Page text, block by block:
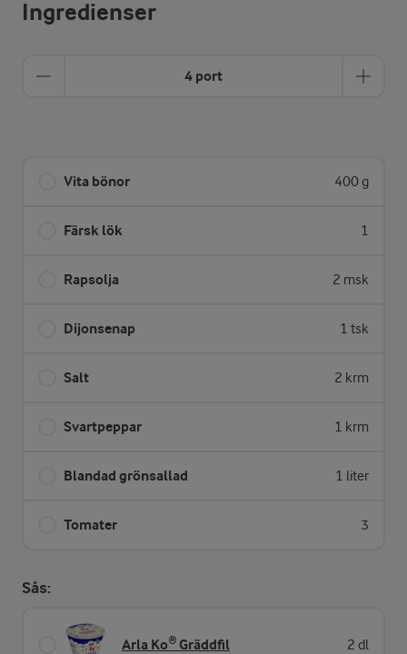
Ingredienser
4 port
Vita bönor 400 g
Färsk lök 1
Rapsolja 2 msk
Dijonsenap 1 tsk
Salt 2 krm
Svartpeppar 1 krm
Blandad grönsallad 1 liter
Tomater 3
Sås:
Arla Ko® Gräddfil 2 dl